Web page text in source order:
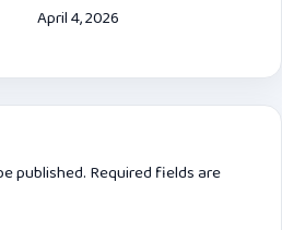
April 4, 2026
published. Required fields are